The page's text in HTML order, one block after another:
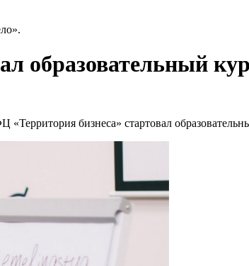
образовательный
бизнеса» стартовал